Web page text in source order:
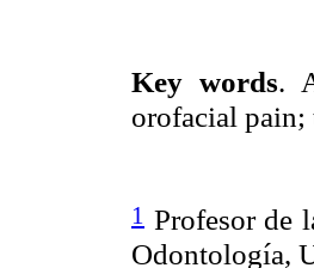
Key words.
orofacial pain;
1 Profesor de
Odontología,